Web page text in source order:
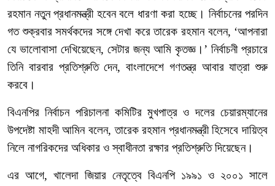
রহমান নতুন প্রধানমন্ত্রী হবেন বলে ধারণা করা হচ্ছে। নির্বাচনের পরদিন
গত শুক্রবার সমর্থকদের সঙ্গে দেখা করে তারেক রহমান বলেন, ‘আপনারা
যে ভালোবাসা দেখিয়েছেন, সেটার জন্য আমি কৃতজ্ঞ। ’ নির্বাচনী প্রচারে
তিনি বারবার প্রতিশ্রুতি দেন, বাংলাদেশে গণতন্ত্র আবার যাত্রা শুরু
করবে।
বিএনপির নির্বাচন পরিচালনা কমিটির মুখপাত্র ও দলের চেয়ারম্যানের
উপদেষ্টা মাহদী আমিন বলেন,তারেক রহমান প্রধানমন্ত্রী হিসেবে দায়িত্ব
নিলে নাগরিকদের অধিকার ও স্বাধীনতা রক্ষার প্রতিশ্রুতি দিয়েছেন।
এর আগে, খালেদা জিয়ার নেতৃত্বে বিএনপি ১৯৯১ ও ২০০১ সালে